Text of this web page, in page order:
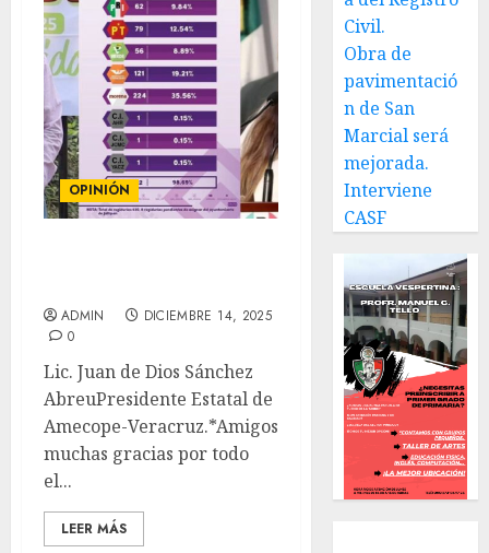
OPINIÓN
ADMIN
DICIEMBRE 14, 2025
0
Lic. Juan de Dios Sánchez
AbreuPresidente Estatal de
Amecope-Veracruz.*Amigos
muchas gracias por todo
el...
LEER MÁS
Civil.
Obra de
pavimentació
n de San
Marcial será
mejorada.
Interviene
CASF